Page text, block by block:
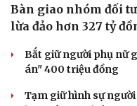
Bàn giao nhóm đối
lừa đảo hơn 327 tỷ
Bắt giữ người phụ nữ
án" 400 triệu đồng
Tạm giữ hình sự